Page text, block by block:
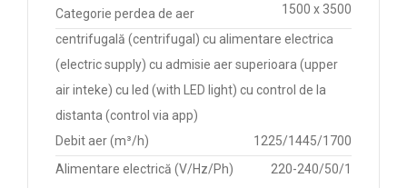
1500 x 3500
Categorie perdea de aer
centrifugală (centrifugal) cu alimentare electrica
(electric supply) cu admisie aer superioara (upper
air inteke) cu led (with LED light) cu control de la
distanta (control via app)
Debit aer (m³/h)
1225/1445/1700
Alimentare electrică (V/Hz/Ph)
220-240/50/1